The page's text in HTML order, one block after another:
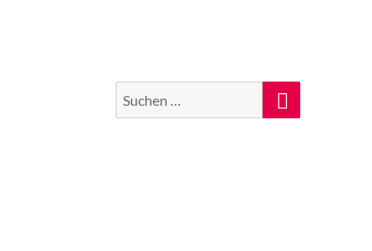
Suche
nach:
Suchen